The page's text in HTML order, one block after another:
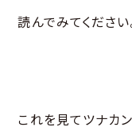
読んでみてください
これを見てツナカ